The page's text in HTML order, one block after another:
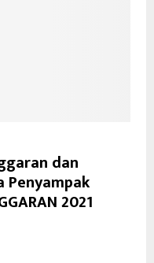
dan
Penyampak
2021